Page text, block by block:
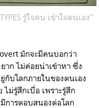
รู้ใจคน เข้าใจตนเอง"
มักจะมีคนบอกว่า
าก ไม่ค่อยน่าเข้าหา ซึ่ง
กับโลกภายในของตนเอง
ม่รู้สึกเบื่อ เพราะรู้สึก
การตอบสนองต่อโลก